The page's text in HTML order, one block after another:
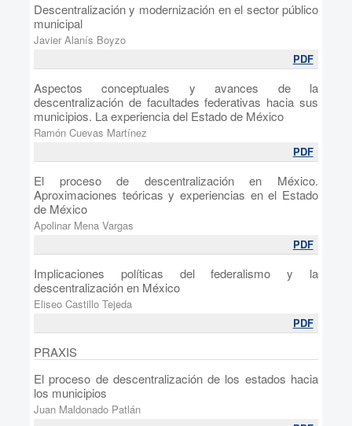
Descentralización y modernización en el sector público
municipal
Javier Alanís Boyzo
PDF
Aspectos conceptuales y avances de la
descentralización de facultades federativas hacia sus
municipios. La experiencia del Estado de México
Ramón Cuevas Martínez
PDF
El proceso de descentralización en México.
Aproximaciones teóricas y experiencias en el Estado
de México
Apolinar Mena Vargas
PDF
Implicaciones políticas del federalismo y la
descentralización en México
Eliseo Castillo Tejeda
PDF
PRAXIS
El proceso de descentralización de los estados hacia
los municipios
Juan Maldonado Patlán